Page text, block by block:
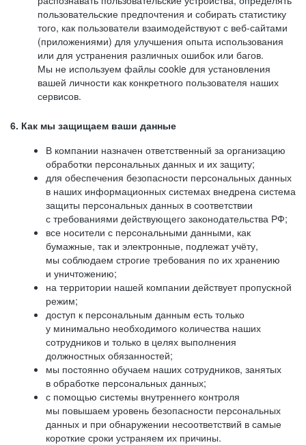
пользовательские предпочтения и собирать статистику
того, как пользователи взаимодействуют с веб-сайтами
(приложениями) для улучшения опыта использования
или для устранения различных ошибок или багов.
Мы не используем файлы cookie для установления
вашей личности как конкретного пользователя наших
сервисов.
6. Как мы защищаем ваши данные
В компании назначен ответственный за организацию
обработки персональных данных и их защиту;
для обеспечения безопасности персональных данных
в наших информационных системах внедрена система
защиты персональных данных в соответствии
с требованиями действующего законодательства РФ;
все носители с персональными данными, как
бумажные, так и электронные, подлежат учёту,
мы соблюдаем строгие требования по их хранению
и уничтожению;
на территории нашей компании действует пропускной
режим;
доступ к персональным данным есть только
у минимально необходимого количества наших
сотрудников и только в целях выполнения
должностных обязанностей;
мы постоянно обучаем наших сотрудников, занятых
в обработке персональных данных;
с помощью системы внутреннего контроля
мы повышаем уровень безопасности персональных
данных и при обнаружении несоответствий в самые
короткие сроки устраняем их причины.